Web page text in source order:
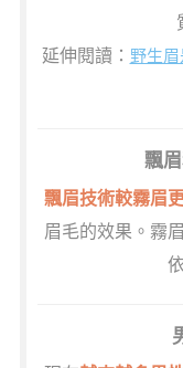
延伸閱讀： 野生
飄
飄眉技術較霧眉
眉毛的效果。霧